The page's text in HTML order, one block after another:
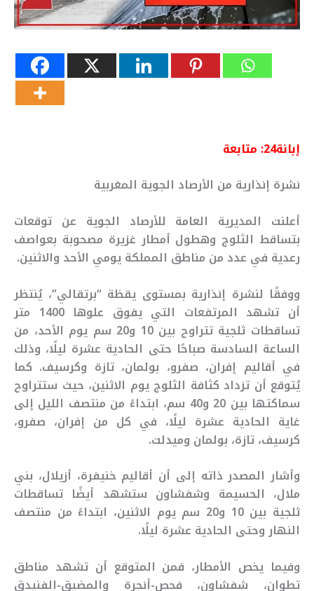
إبانة24: متابعة
نشرة إنذارية من الأرصاد الجوية المغربية
أعلنت المديرية العامة للأرصاد الجوية عن توقعات
بتساقط الثلوج وهطول أمطار غزيرة مصحوبة بعواصف
رعدية في عدد من مناطق المملكة يومي الأحد والاثنين.
ووفقًا لنشرة إنذارية بمستوى يقظة “برتقالي”، يُنتظر
أن تشهد المرتفعات التي يفوق علوها 1400 متر
تساقطات ثلجية تتراوح بين 10 و20 سم يوم الأحد، من
الساعة السادسة صباحًا حتى الحادية عشرة ليلًا، وذلك
في أقاليم إفران، صفرو، بولمان، تازة وكرسيف. كما
يُتوقع أن تزداد كثافة الثلوج يوم الاثنين، حيث ستتراوح
سماكتها بين 20 و40 سم، ابتداءً من منتصف الليل إلى
غاية الحادية عشرة ليلًا، في كل من إفران، صفرو،
كرسيف، تازة، بولمان وميدلت.
وأشار المصدر ذاته إلى أن أقاليم خنيفرة، أزيلال، بني
ملال، الحسيمة وشفشاون ستشهد أيضًا تساقطات
ثلجية بين 10 و20 سم يوم الاثنين، ابتداءً من منتصف
النهار وحتى الحادية عشرة ليلًا.
وفيما يخص الأمطار، فمن المتوقع أن تشهد مناطق
تطوان، شفشاون، فحص-أنجرة والمضيق-الفنيدق